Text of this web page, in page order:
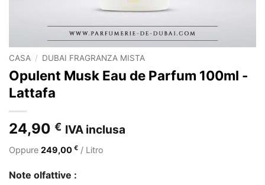
CASA / DUBAI FRAGRANZA MISTA
Opulent Musk Eau de Parfum 100ml -
Lattafa
24,90 € IVA inclusa
Oppure 249,00 € / Litro
Note olfattive :